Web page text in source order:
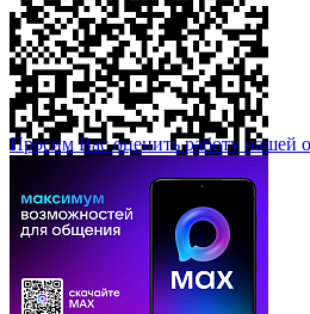
Просим Вас оценить работу нашей